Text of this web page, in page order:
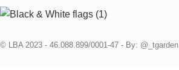
© LBA 2023 - 46.088.899/0001-47 - By: @_tgarden